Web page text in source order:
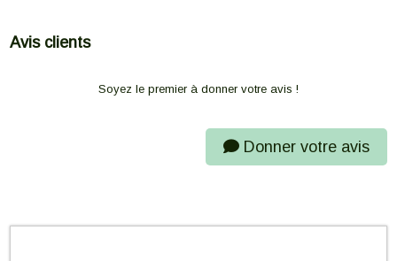
Avis clients
Soyez le premier à donner votre avis !
Donner votre avis